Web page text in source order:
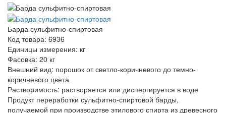
Барда сульфитно-спиртовая
Код товара: 6936
Единицы измерения: кг
Фасовка: 20 кг
Внешний вид: порошок от светло-коричневого до темно-
коричневого цвета
Растворимость: растворяется или диспергируется в воде
Продукт переработки сульфитно-спиртовой барды,
получаемой при производстве этилового спирта из древесного